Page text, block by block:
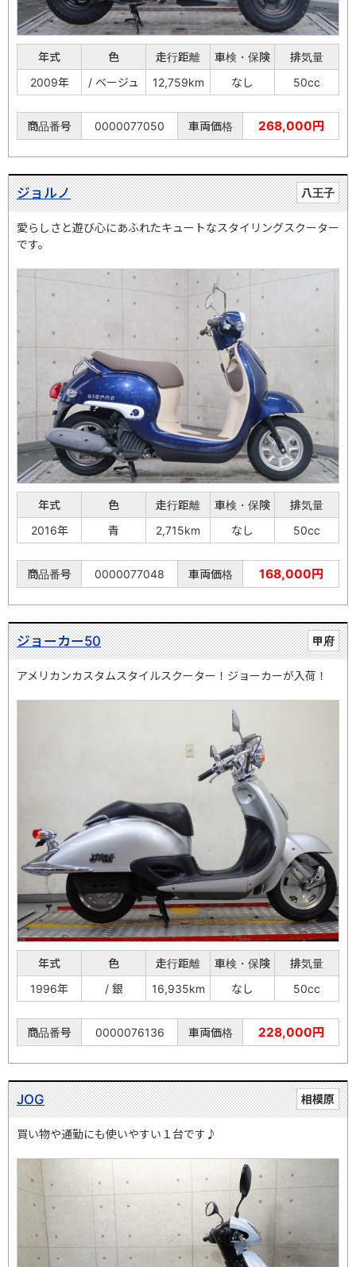
年式 色 走行距離 車検・保険
排気量
2009年
/ ベージュ 12,759km なし 50cc
商品番号 0000077050 車両価格 268,000円
八王子
ジョルノ
愛らしさと遊び心にあふれたキュートなスタイリングスクーター
です。
年式 色 走行距離 車検・保険
排気量
2016年
青 2,715km なし 50cc
商品番号 0000077048 車両価格 168,000円
甲府
ジョーカー50
アメリカンカスタムスタイルスクーター！ジョーカーが入荷！
年式 色 走行距離 車検・保険
排気量
1996年
/ 銀 16,935km なし 50cc
商品番号 0000076136 車両価格 228,000円
相模原
JOG
買い物や通勤にも使いやすい１台です♪